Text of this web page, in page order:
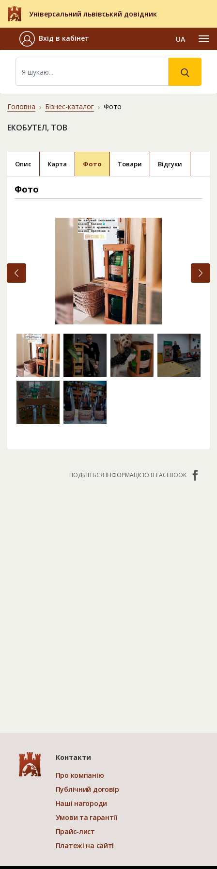
Універсальний львівський довідник
Вхід в кабінет UA
Головна Бізнес-каталог Фото
ЕКОБУТЕЛ, ТОВ
Опис Карта Фото Товари Відгуки
Фото
ПОДІЛІТЬСЯ ІНФОРМАЦІЄЮ В FACEBOOK
Контакти
Про компанію
Публічний договір
Наші нагороди
Умови та гарантії
Прайс-лист
Платежі на сайті